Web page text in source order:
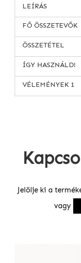
LEÍRÁS
FŐ ÖSSZETEVŐK
ÖSSZETÉTEL
ÍGY HASZNÁLD!
VÉLEMÉNYEK 1
Jelölje ki a
vagy